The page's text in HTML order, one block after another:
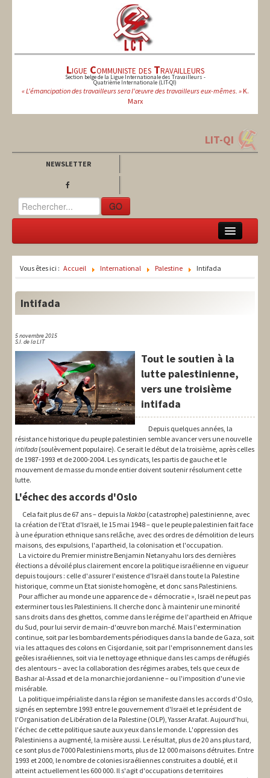
Ligue Communiste des Travailleurs
Section belge de la Ligue Internationale des Travailleurs -
Quatrième Internationale (LIT-QI)
« L'émancipation des travailleurs sera l'œuvre des travailleurs eux-mêmes. »K.
Marx
LIT-QI
NEWSLETTER
GO
Théorie
International
Syndical
Social
Thèmes
Vous êtes ici : Accueil International Palestine Intifada
Intifada
5 novembre 2015
S.I. de la LIT
Tout le soutien à la
lutte palestinienne,
vers une troisième
intifada
Depuis quelques années, la
résistance historique du peuple palestinien semble avancer vers une nouvelle
intifada (soulèvement populaire). Ce serait le début de la troisième, après celles
de 1987-1993 et de 2000-2004. Les syndicats, les partis de gauche et le
mouvement de masse du monde entier doivent soutenir résolument cette
lutte.
L'échec des accords d'Oslo
Cela fait plus de 67 ans – depuis la Nakba (catastrophe) palestinienne, avec
la création de l'Etat d'Israël, le 15 mai 1948 – que le peuple palestinien fait face
à une épuration ethnique sans relâche, avec des ordres de démolition de leurs
maisons, des expulsions, l'apartheid, la colonisation et l'occupation.
La victoire du Premier ministre Benjamin Netanyahu lors des dernières
élections a dévoilé plus clairement encore la politique israélienne en vigueur
depuis toujours : celle d'assurer l'existence d'Israël dans toute la Palestine
historique, comme un Etat sioniste homogène, et donc sans Palestiniens.
Pour afficher au monde une apparence de « démocratie », Israël ne peut pas
exterminer tous les Palestiniens. Il cherche donc à maintenir une minorité
sans droits dans des ghettos, comme dans le régime de l'apartheid en Afrique
du Sud, pour lui servir de main-d'œuvre bon marché. Mais l'extermination
continue, soit par les bombardements périodiques dans la bande de Gaza, soit
via les attaques des colons en Cisjordanie, soit par l'emprisonnement dans les
geôles israéliennes, soit via le nettoyage ethnique dans les camps de réfugiés
des alentours – avec la collaboration des régimes arabes, tels que ceux de
Bashar al-Assad et de la monarchie jordanienne – ou l'imposition d'une vie
misérable.
La politique impérialiste dans la région se manifeste dans les accords d'Oslo,
signés en septembre 1993 entre le gouvernement d'Israël et le président de
l'Organisation de Libération de la Palestine (OLP), Yasser Arafat. Aujourd'hui,
l'échec de cette politique saute aux yeux dans le monde. L'oppression des
Palestiniens a augmenté, la misère aussi. Le résultat, plus de 20 ans plus tard,
ce sont plus de 7000 Palestiniens morts, plus de 12 000 maisons détruites. Entre
1993 et 2000, le nombre de colonies israéliennes construites a doublé, et il
atteint actuellement les 600 000. Il s'agit d'occupations de territoires